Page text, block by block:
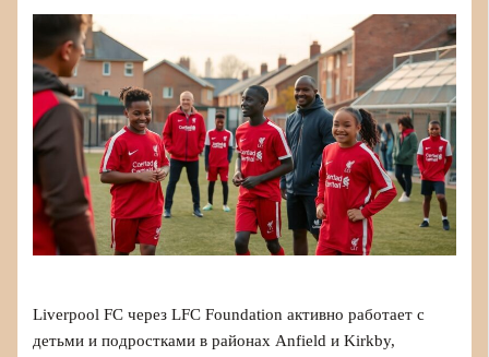
Liverpool FC через LFC Foundation активно работает с
детьми и подростками в районах Anfield и Kirkby,